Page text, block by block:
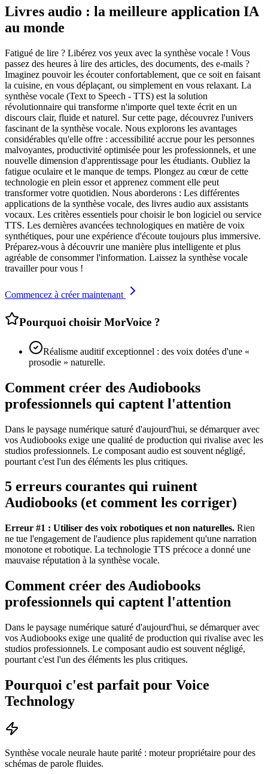
Livres audio : la meilleure application IA
au monde
Fatigué de lire ? Libérez vos yeux avec la synthèse vocale ! Vous
passez des heures à lire des articles, des documents, des e-mails ?
Imaginez pouvoir les écouter confortablement, que ce soit en faisant
la cuisine, en vous déplaçant, ou simplement en vous relaxant. La
synthèse vocale (Text to Speech - TTS) est la solution
révolutionnaire qui transforme n'importe quel texte écrit en un
discours clair, fluide et naturel. Sur cette page, découvrez l'univers
fascinant de la synthèse vocale. Nous explorons les avantages
considérables qu'elle offre : accessibilité accrue pour les personnes
malvoyantes, productivité optimisée pour les professionnels, et une
nouvelle dimension d'apprentissage pour les étudiants. Oubliez la
fatigue oculaire et le manque de temps. Plongez au cœur de cette
technologie en plein essor et apprenez comment elle peut
transformer votre quotidien. Nous aborderons : Les différentes
applications de la synthèse vocale, des livres audio aux assistants
vocaux. Les critères essentiels pour choisir le bon logiciel ou service
TTS. Les dernières avancées technologiques en matière de voix
synthétiques, pour une expérience d'écoute toujours plus immersive.
Préparez-vous à découvrir une manière plus intelligente et plus
agréable de consommer l'information. Laissez la synthèse vocale
travailler pour vous !
Commencez à créer maintenant
Pourquoi choisir MorVoice ?
Réalisme auditif exceptionnel : des voix dotées d'une «
prosodie » naturelle.
Comment créer des Audiobooks
professionnels qui captent l'attention
Dans le paysage numérique saturé d'aujourd'hui, se démarquer avec
vos Audiobooks exige une qualité de production qui rivalise avec les
studios professionnels. Le composant audio est souvent négligé,
pourtant c'est l'un des éléments les plus critiques.
5 erreurs courantes qui ruinent
Audiobooks (et comment les corriger)
Erreur #1 : Utiliser des voix robotiques et non naturelles. Rien
ne tue l'engagement de l'audience plus rapidement qu'une narration
monotone et robotique. La technologie TTS précoce a donné une
mauvaise réputation à la synthèse vocale.
Comment créer des Audiobooks
professionnels qui captent l'attention
Dans le paysage numérique saturé d'aujourd'hui, se démarquer avec
vos Audiobooks exige une qualité de production qui rivalise avec les
studios professionnels. Le composant audio est souvent négligé,
pourtant c'est l'un des éléments les plus critiques.
Pourquoi c'est parfait pour Voice
Technology
Synthèse vocale neurale haute parité : moteur propriétaire pour des
schémas de parole fluides.